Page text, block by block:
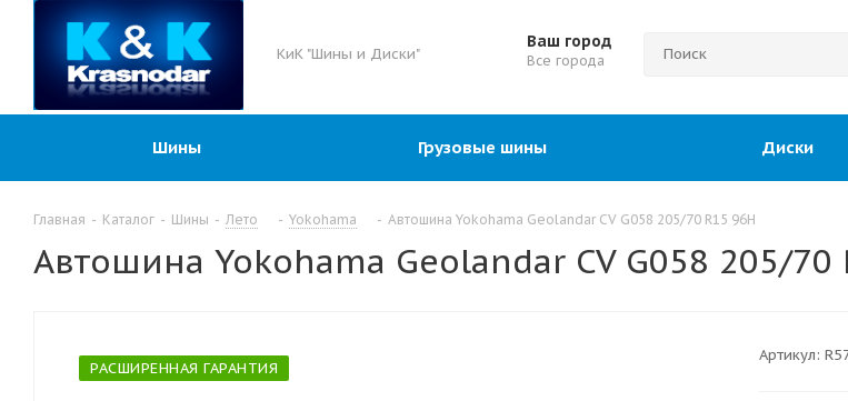
КиК "Шины и Диски"
Ваш город
Все города
Шины Грузовые шины Диски
Главная - Каталог - Шины - Лето - Yokohama - Автошина Yokohama Geolandar CV G058 205/70 R15 96H
Автошина Yokohama Geolandar CV G058 205/70
РАСШИРЕННАЯ ГАРАНТИЯ
Артикул: